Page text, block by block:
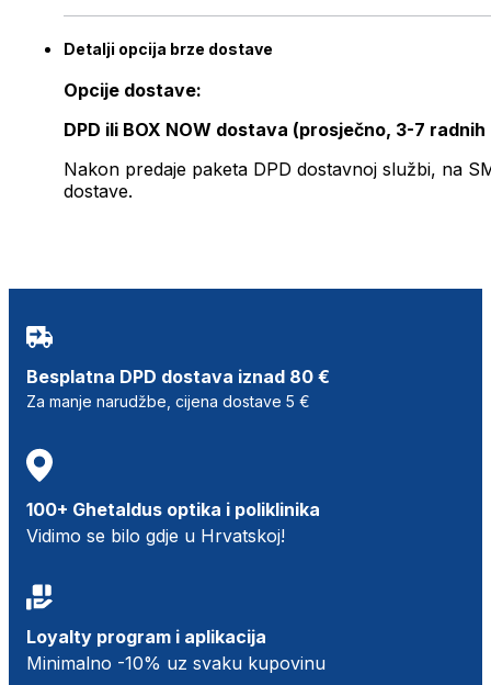
Detalji opcija brze dostave
Opcije dostave:
DPD ili BOX NOW dostava (prosječno, 3-7 radnih
Nakon predaje paketa DPD dostavnoj službi, na
dostave.
Besplatna DPD dostava iznad 80 €
Za manje narudžbe, cijena dostave 5 €
100+ Ghetaldus optika i poliklinika
Vidimo se bilo gdje u Hrvatskoj!
Loyalty program i aplikacija
Minimalno -10% uz svaku kupovinu